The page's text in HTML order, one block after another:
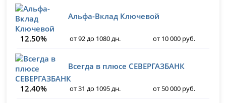
Альфа-Вклад Ключевой
12.50% от 92 до 1080 дн. от 10 000 руб.
Всегда в плюсе СЕВЕРГАЗБАНК
12.40% от 31 до 1095 дн. от 50 000 руб.